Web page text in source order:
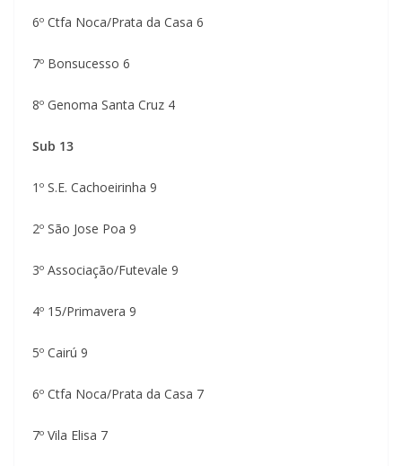
6º Ctfa Noca/Prata da Casa 6
7º Bonsucesso 6
8º Genoma Santa Cruz 4
Sub 13
1º S.E. Cachoeirinha 9
2º São Jose Poa 9
3º Associação/Futevale 9
4º 15/Primavera 9
5º Cairú 9
6º Ctfa Noca/Prata da Casa 7
7º Vila Elisa 7